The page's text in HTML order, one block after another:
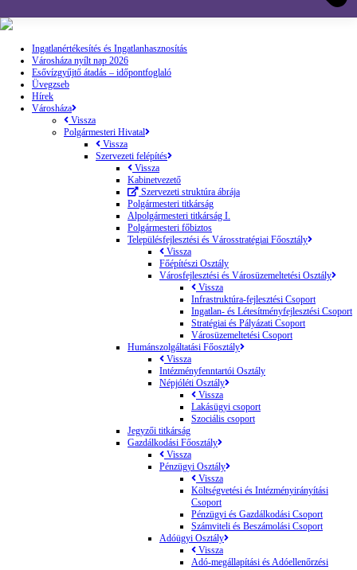
Ingatlanértékesítés és Ingatlanhasznosítás
Városháza nyílt nap 2026
Esővízgyűjtő átadás – időpontfoglaló
Üvegzseb
Hírek
Városháza
Vissza
Polgármesteri Hivatal
Vissza
Szervezeti felépítés
Vissza
Kabinetvezető
Szervezeti struktúra ábrája
Polgármesteri titkárság
Alpolgármesteri titkárság I.
Polgármesteri főbiztos
Településfejlesztési és Városstratégiai Főosztály
Vissza
Főépítészi Osztály
Városfejlesztési és Városüzemeltetési Osztály
Vissza
Infrastruktúra-fejlesztési Csoport
Ingatlan- és Létesítményfejlesztési Csoport
Stratégiai és Pályázati Csoport
Városüzemeltetési Csoport
Humánszolgáltatási Főosztály
Vissza
Intézményfenntartói Osztály
Népjóléti Osztály
Vissza
Lakásügyi csoport
Szociális csoport
Jegyzői titkárság
Gazdálkodási Főosztály
Vissza
Pénzügyi Osztály
Vissza
Költségvetési és Intézményirányítási
Csoport
Pénzügyi és Gazdálkodási Csoport
Számviteli és Beszámolási Csoport
Adóügyi Osztály
Vissza
Adó-megállapítási és Adóellenőrzési